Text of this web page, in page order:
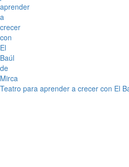
Teatro para aprender a crecer con El